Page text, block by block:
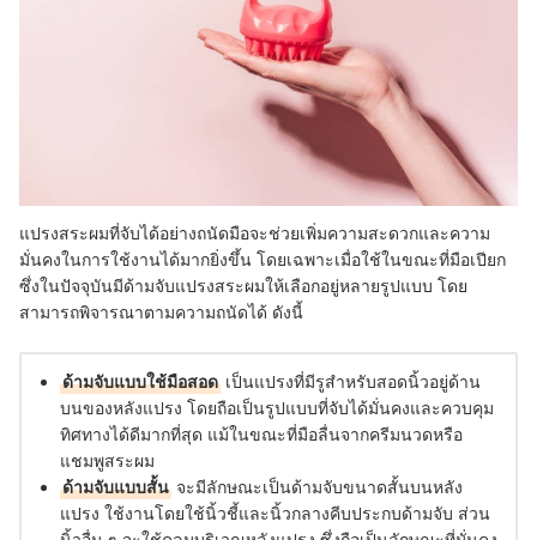
แปรงสระผมที่จับได้อย่างถนัดมือจะช่วยเพิ่มความสะดวกและความ
มั่นคงในการใช้งานได้มากยิ่งขึ้น โดยเฉพาะเมื่อใช้ในขณะที่มือเปียก
ซึ่งในปัจจุบันมีด้ามจับแปรงสระผมให้เลือกอยู่หลายรูปแบบ โดย
สามารถพิจารณาตามความถนัดได้ ดังนี้
ด้ามจับแบบใช้มือสอด เป็นแปรงที่มีรูสำหรับสอดนิ้วอยู่ด้าน
บนของหลังแปรง โดยถือเป็นรูปแบบที่จับได้มั่นคงและควบคุม
ทิศทางได้ดีมากที่สุด แม้ในขณะที่มือลื่นจากครีมนวดหรือ
แชมพูสระผม
ด้ามจับแบบสั้น จะมีลักษณะเป็นด้ามจับขนาดสั้นบนหลัง
แปรง ใช้งานโดยใช้นิ้วชี้และนิ้วกลางคีบประกบด้ามจับ ส่วน